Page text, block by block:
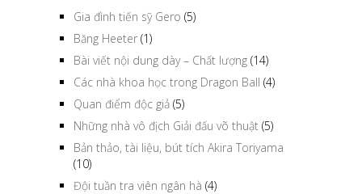
Gia đình tiến sỹ Gero (5)
Băng Heeter (1)
Bài viết nội dung dày – Chất lượng (14)
Các nhà khoa học trong Dragon Ball (4)
Quan điểm độc giả (5)
Những nhà vô địch Giải đấu võ thuật (5)
Bản thảo, tài liệu, bút tích Akira Toriyama
(10)
Đội tuần tra viên ngân hà (4)